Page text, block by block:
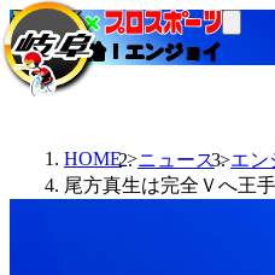
当たる競輪！エンジョイ
HOME ニュース
エン
尾方真生は完全Ｖへ王手